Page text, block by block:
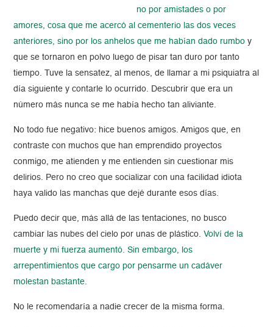
no por amistades o por
amores, cosa que me acercó al cementerio las dos veces
anteriores, sino por los anhelos que me habían dado rumbo y
que se tornaron en polvo luego de pisar tan duro por tanto
tiempo. Tuve la sensatez, al menos, de llamar a mi psiquiatra al
día siguiente y contarle lo ocurrido. Descubrir que era un
número más nunca se me había hecho tan aliviante.
No todo fue negativo: hice buenos amigos. Amigos que, en
contraste con muchos que han emprendido proyectos
conmigo, me atienden y me entienden sin cuestionar mis
delirios. Pero no creo que socializar con una facilidad idiota
haya valido las manchas que dejé durante esos días.
Puedo decir que, más allá de las tentaciones, no busco
cambiar las nubes del cielo por unas de plástico.Volví de la
muerte y mi fuerza aumentó. Sin embargo, los
arrepentimientos que cargo por pensarme un cadáver
molestan bastante.
No le recomendaría a nadie crecer de la misma forma.